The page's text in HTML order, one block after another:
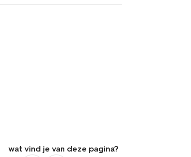
wat vind je van deze pagina?